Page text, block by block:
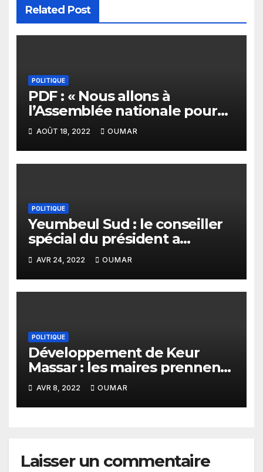
Related Post
POLITIQUE
PDF : « Nous allons à
l’Assemblée nationale pour
lutter contre les inégalités
sociales »
AOÛT 18, 2022 OUMAR
POLITIQUE
Yeumbeul Sud : le conseiller
spécial du président a
échappé au lynchage lors du
Ndogou de la COJER.
AVR 24, 2022 OUMAR
POLITIQUE
Développement de Keur
Massar : les maires prennent
leurs responsabilités
AVR 8, 2022 OUMAR
Laisser un commentaire